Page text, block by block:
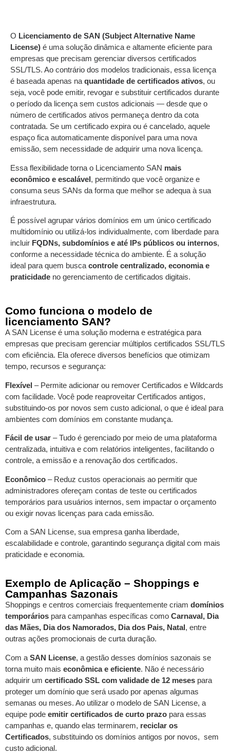
O Licenciamento de SAN (Subject Alternative Name
License) é uma solução dinâmica e altamente eficiente para
empresas que precisam gerenciar diversos certificados
SSL/TLS. Ao contrário dos modelos tradicionais, essa licença
é baseada apenas na quantidade de certificados ativos, ou
seja, você pode emitir, revogar e substituir certificados durante
o período da licença sem custos adicionais — desde que o
número de certificados ativos permaneça dentro da cota
contratada. Se um certificado expira ou é cancelado, aquele
espaço fica automaticamente disponível para uma nova
emissão, sem necessidade de adquirir uma nova licença.
Essa flexibilidade torna o Licenciamento SAN mais
econômico e escalável, permitindo que você organize e
consuma seus SANs da forma que melhor se adequa à sua
infraestrutura.
É possível agrupar vários domínios em um único certificado
multidomínio ou utilizá-los individualmente, com liberdade para
incluir FQDNs, subdomínios e até IPs públicos ou internos,
conforme a necessidade técnica do ambiente. É a solução
ideal para quem busca controle centralizado, economia e
praticidade no gerenciamento de certificados digitais.
Como funciona o modelo de
licenciamento SAN?
A SAN License é uma solução moderna e estratégica para
empresas que precisam gerenciar múltiplos certificados SSL/TLS
com eficiência. Ela oferece diversos benefícios que otimizam
tempo, recursos e segurança:
Flexível – Permite adicionar ou remover Certificados e Wildcards
com facilidade. Você pode reaproveitar Certificados antigos,
substituindo-os por novos sem custo adicional, o que é ideal para
ambientes com domínios em constante mudança.
Fácil de usar – Tudo é gerenciado por meio de uma plataforma
centralizada, intuitiva e com relatórios inteligentes, facilitando o
controle, a emissão e a renovação dos certificados.
Econômico – Reduz custos operacionais ao permitir que
administradores ofereçam contas de teste ou certificados
temporários para usuários internos, sem impactar o orçamento
ou exigir novas licenças para cada emissão.
Com a SAN License, sua empresa ganha liberdade,
escalabilidade e controle, garantindo segurança digital com mais
praticidade e economia.
Exemplo de Aplicação – Shoppings e
Campanhas Sazonais
Shoppings e centros comerciais frequentemente criam domínios
temporários para campanhas específicas como Carnaval, Dia
das Mães, Dia dos Namorados, Dia dos Pais, Natal, entre
outras ações promocionais de curta duração.
Com a SAN License, a gestão desses domínios sazonais se
torna muito mais econômica e eficiente. Não é necessário
adquirir um certificado SSL com validade de 12 meses para
proteger um domínio que será usado por apenas algumas
semanas ou meses. Ao utilizar o modelo de SAN License, a
equipe pode emitir certificados de curto prazo para essas
campanhas e, quando elas terminarem, reciclar os
Certificados, substituindo os domínios antigos por novos, sem
custo adicional.